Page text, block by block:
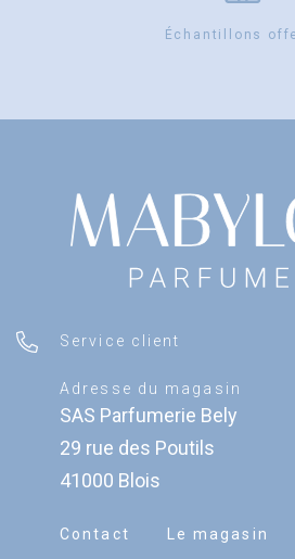
Échantillons
Service client
Adresse du magasin
SAS Parfumerie Bely
29 rue des Poutils
41000 Blois
Contact Le magasin